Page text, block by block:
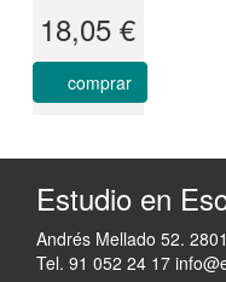
18,05 €
comprar
Estudio en
Andrés Mellado 52.
Tel. 91 052 24 17